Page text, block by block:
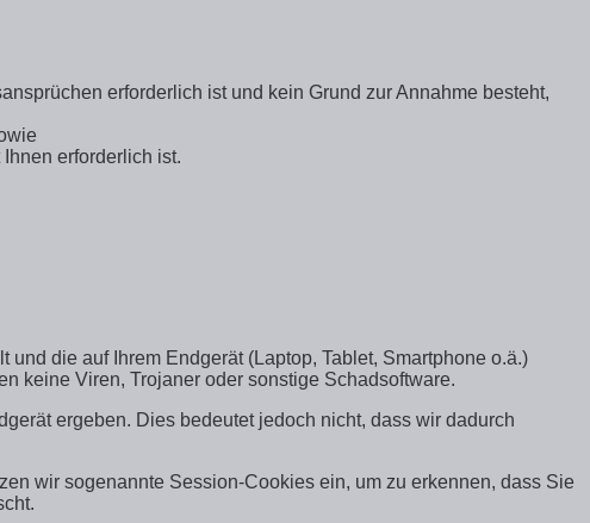
erforderlich ist und kein Grund zur Annahme besteht,
erforderlich ist.
die auf Ihrem Endgerät (Laptop, Tablet, Smartphone o.ä.)
keine Viren, Trojaner oder sonstige Schadsoftware.
ergeben. Dies bedeutet jedoch nicht, dass wir dadurch
wir sogenannte Session-Cookies ein, um zu erkennen, dass Sie